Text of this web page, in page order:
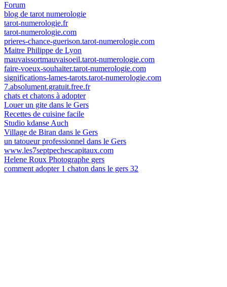
Forum
blog de tarot numerologie
tarot-numerologie.fr
tarot-numerologie.com
prieres-chance-guerison.tarot-numerologie.com
Maitre Philippe de Lyon
mauvaissortmauvaisoeil.tarot-numerologie.com
faire-voeux-souhaiter.tarot-numerologie.com
significations-lames-tarots.tarot-numerologie.com
7.absolument.gratuit.free.fr
chats et chatons à adopter
Louer un gite dans le Gers
Recettes de cuisine facile
Studio kdanse Auch
Village de Biran dans le Gers
un tatoueur professionnel dans le Gers
www.les7septpechescapitaux.com
Helene Roux Photographe gers
comment adopter 1 chaton dans le gers 32